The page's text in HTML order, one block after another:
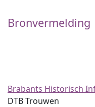
Bronvermelding
Brabants Historisch
DTB Trouwen